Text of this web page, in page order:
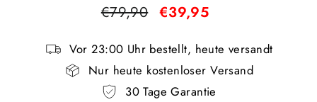
Normaler
€79,90 Sonderpreis
€39,95
Vor 23:00 Uhr bestellt, heute versandt
Nur heute kostenloser Versand
30 Tage Garantie